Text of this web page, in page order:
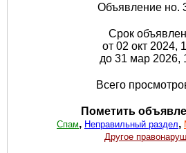
Объявление но.
Срок
от 02 окт 2024,
до 31 мар 2026,
Всего
Пометить
Спам, Неправильный раздел,
Другое